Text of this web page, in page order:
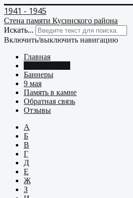
1941 - 1945
Стена памяти Кусинского района
Искать...
Включить/выключить навигацию
Главная
Баннеры
9 мая
Память в камне
Обратная связь
Отзывы
А
Б
В
Г
Д
Е
Ж
З